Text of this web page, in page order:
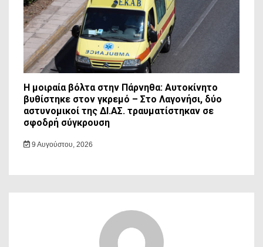
Η μοιραία βόλτα στην Πάρνηθα: Αυτοκίνητο
βυθίστηκε στον γκρεμό – Στο Λαγονήσι, δύο
αστυνομικοί της ΔΙ.ΑΣ. τραυματίστηκαν σε
σφοδρή σύγκρουση
9 Αυγούστου, 2026